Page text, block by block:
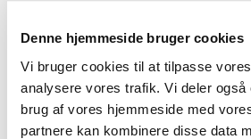
Denne hjemmeside bruger cookies
Vi bruger cookies til at tilpasse
analysere vores trafik. Vi deler også
brug af vores hjemmeside med
partnere kan kombinere disse data
Integrativ
Kognitiv
Parterapi